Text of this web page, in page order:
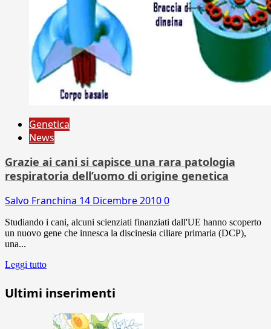
Genetica
News
Grazie ai cani si capisce una rara patologia
respiratoria dell’uomo di origine genetica
Salvo Franchina 14 Dicembre 20100
Studiando i cani, alcuni scienziati finanziati dall'UE hanno scoperto
un nuovo gene che innesca la discinesia ciliare primaria (DCP),
una...
Leggi tutto
Ultimi inserimenti